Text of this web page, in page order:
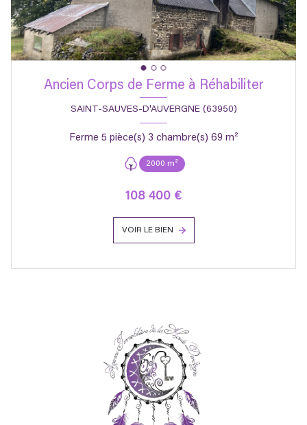
Ancien Corps de Ferme à Réhabiliter
SAINT-SAUVES-D'AUVERGNE (63950)
Ferme 5 pièce(s) 3 chambre(s) 69 m²
2000 m²
108 400 €
VOIR LE BIEN